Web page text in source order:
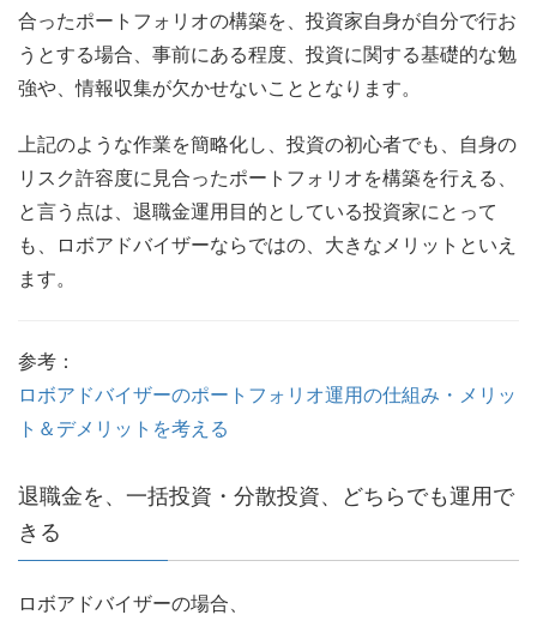
合ったポートフォリオの構築を、投資家自身が自分で行お
うとする場合、事前にある程度、投資に関する基礎的な勉
強や、情報収集が欠かせないこととなります。
上記のような作業を簡略化し、投資の初心者でも、自身の
リスク許容度に見合ったポートフォリオを構築を行える、
と言う点は、退職金運用目的としている投資家にとって
も、ロボアドバイザーならではの、大きなメリットといえ
ます。
参考：
ロボアドバイザーのポートフォリオ運用の仕組み・メリッ
ト＆デメリットを考える
退職金を、一括投資・分散投資、どちらでも運用で
きる
ロボアドバイザーの場合、